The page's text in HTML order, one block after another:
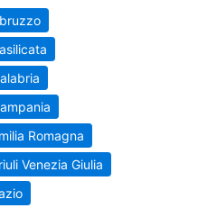
Romagna
Venezia Giulia